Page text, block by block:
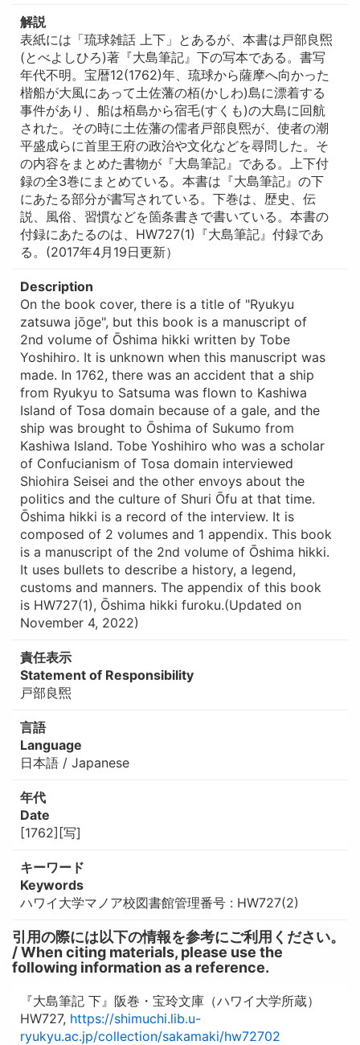
解説
表紙には「琉球雑話 上下」とあるが、本書は戸部良煕
(とべよしひろ)著『大島筆記』下の写本である。書写
年代不明。宝暦12(1762)年、琉球から薩摩へ向かった
楷船が大風にあって土佐藩の栢(かしわ)島に漂着する
事件があり、船は栢島から宿毛(すくも)の大島に回航
された。その時に土佐藩の儒者戸部良煕が、使者の潮
平盛成らに首里王府の政治や文化などを尋問した。そ
の内容をまとめた書物が『大島筆記』である。上下付
録の全3巻にまとめている。本書は『大島筆記』の下
にあたる部分が書写されている。下巻は、歴史、伝
説、風俗、習慣などを箇条書きで書いている。本書の
付録にあたるのは、HW727(1)『大島筆記』付録であ
る。(2017年4月19日更新）
Description
On the book cover, there is a title of "Ryukyu
zatsuwa jōge", but this book is a manuscript of
2nd volume of Ōshima hikki written by Tobe
Yoshihiro. It is unknown when this manuscript was
made. In 1762, there was an accident that a ship
from Ryukyu to Satsuma was flown to Kashiwa
Island of Tosa domain because of a gale, and the
ship was brought to Ōshima of Sukumo from
Kashiwa Island. Tobe Yoshihiro who was a scholar
of Confucianism of Tosa domain interviewed
Shiohira Seisei and the other envoys about the
politics and the culture of Shuri Ōfu at that time.
Ōshima hikki is a record of the interview. It is
composed of 2 volumes and 1 appendix. This book
is a manuscript of the 2nd volume of Ōshima hikki.
It uses bullets to describe a history, a legend,
customs and manners. The appendix of this book
is HW727(1), Ōshima hikki furoku.(Updated on
November 4, 2022)
責任表示
Statement of Responsibility
戸部良煕
言語
Language
日本語 / Japanese
年代
Date
[1762][写]
キーワード
Keywords
ハワイ大学マノア校図書館管理番号 : HW727(2)
引用の際には以下の情報を参考にご利用ください。
/ When citing materials, please use the
following information as a reference.
『大島筆記 下』阪巻・宝玲文庫（ハワイ大学所蔵）
HW727, https://shimuchi.lib.u-
ryukyu.ac.jp/collection/sakamaki/hw72702